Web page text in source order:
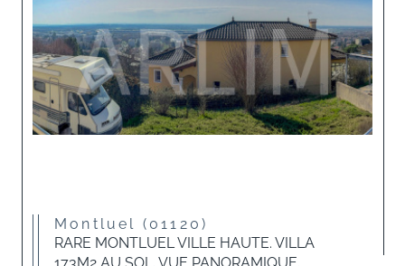
Montluel (01120)
RARE MONTLUEL VILLE HAUTE. VILLA